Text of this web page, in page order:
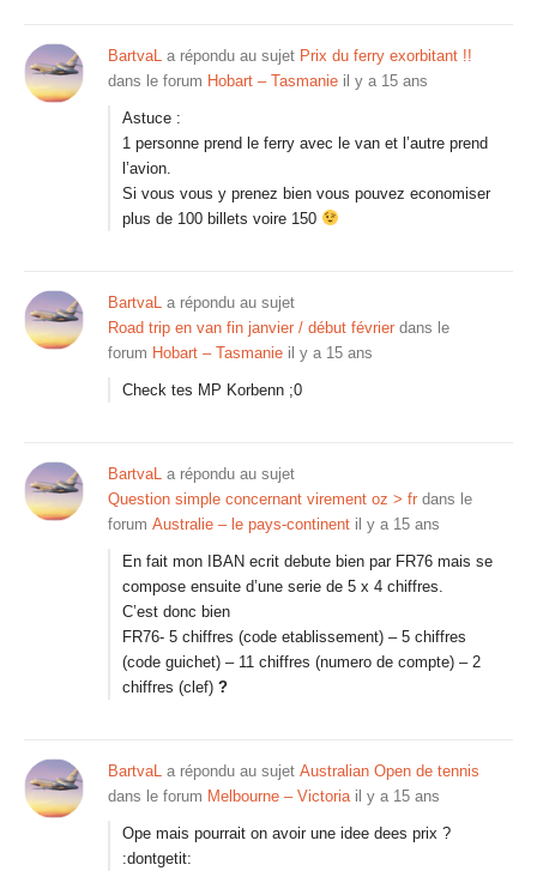
BartvaL a répondu au sujet Prix du ferry exorbitant !!
dans le forum Hobart – Tasmanie il y a 15 ans
Astuce :
1 personne prend le ferry avec le van et l’autre prend
l’avion.
Si vous vous y prenez bien vous pouvez economiser
plus de 100 billets voire 150
BartvaL a répondu au sujet
Road trip en van fin janvier / début février dans le
forum Hobart – Tasmanie il y a 15 ans
Check tes MP Korbenn ;0
BartvaL a répondu au sujet
Question simple concernant virement oz > fr dans le
forum Australie – le pays-continent il y a 15 ans
En fait mon IBAN ecrit debute bien par FR76 mais se
compose ensuite d’une serie de 5 x 4 chiffres.
C’est donc bien
FR76- 5 chiffres (code etablissement) – 5 chiffres
(code guichet) – 11 chiffres (numero de compte) – 2
chiffres (clef) ?
BartvaL a répondu au sujet Australian Open de tennis
dans le forum Melbourne – Victoria il y a 15 ans
Ope mais pourrait on avoir une idee dees prix ?
:dontgetit: